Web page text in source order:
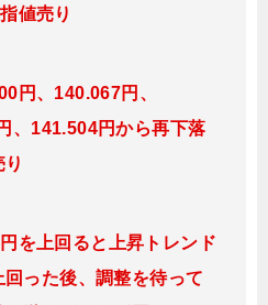
値売り
円、140.067円、
、141.504円から再下落
を上回ると
上昇トレンド
回った後、調整を待って